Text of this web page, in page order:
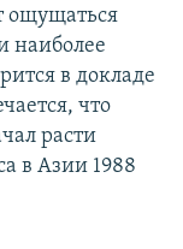
ощущаться
наиболее
в докладе
что
расти
в Азии 1988